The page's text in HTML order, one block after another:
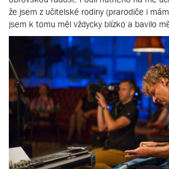
že jsem z učitelské rodiny (prarodiče i
jsem k tomu měl vždycky blízko a bavilo